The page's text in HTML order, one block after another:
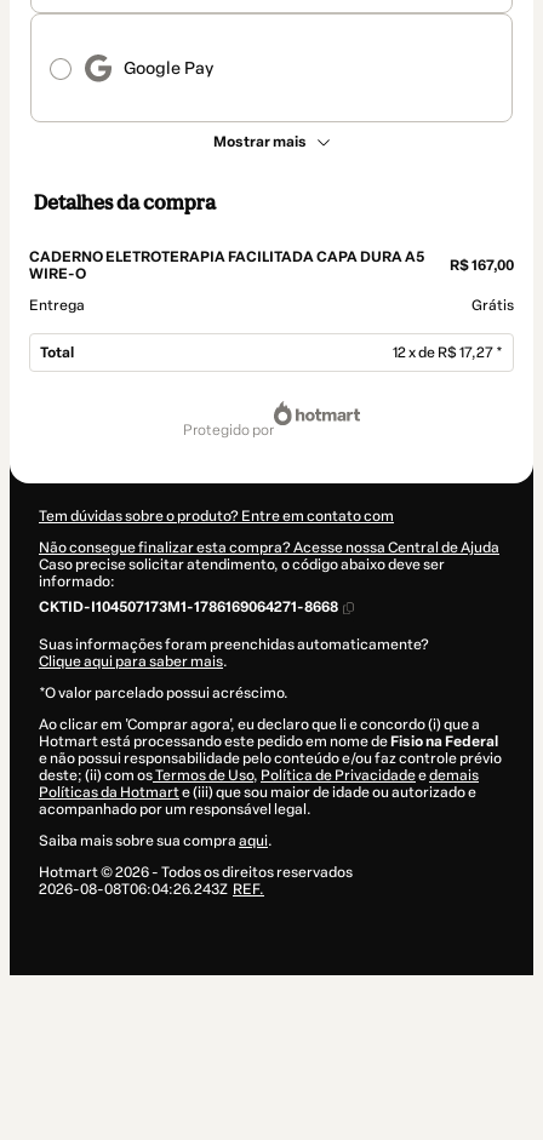
Google Pay
Mostrar mais
Detalhes da compra
CADERNO ELETROTERAPIA FACILITADA CAPA DURA A5
WIRE-O
R$ 167,00
Entrega Grátis
Total 12 x de R$ 17,27 *
protegido por
Tem dúvidas sobre o produto? Entre em contato com
Não consegue finalizar esta compra? Acesse nossa Central de Ajuda
Caso precise solicitar atendimento, o código abaixo deve ser
informado:
CKTID-I104507173M1-1786169064271-8668
Suas informações foram preenchidas automaticamente?
Clique aqui para saber mais.
*O valor parcelado possui acréscimo.
Ao clicar em 'Comprar agora', eu declaro que li e concordo (i) que a
Hotmart está processando este pedido em nome de Fisio na Federal
e não possui responsabilidade pelo conteúdo e/ou faz controle prévio
deste; (ii) com osTermos de Uso, Política de Privacidadeedemais
Políticas da Hotmarte (iii) que sou maior de idade ou autorizado e
acompanhado por um responsável legal.
Saiba mais sobre sua compra aqui.
Hotmart ©2026- Todos os direitos reservados
2026-08-08T06:04:26.243Z REF.